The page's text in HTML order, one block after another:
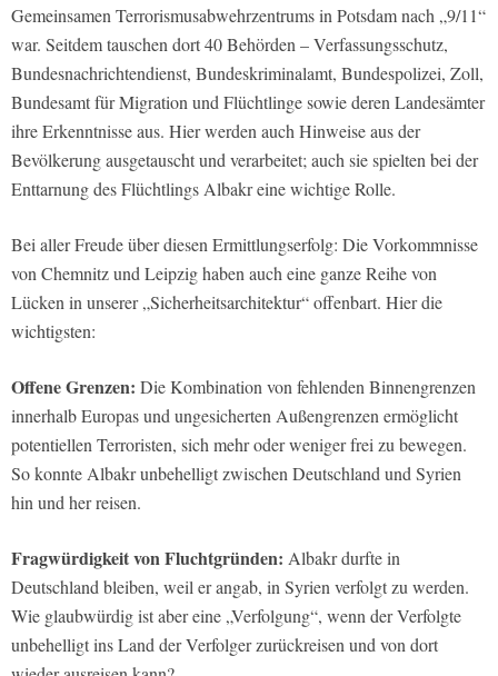
Gemeinsamen Terrorismusabwehrzentrums in Potsdam nach „9/11“
war. Seitdem tauschen dort 40 Behörden – Verfassungsschutz,
Bundesnachrichtendienst, Bundeskriminalamt, Bundespolizei, Zoll,
Bundesamt für Migration und Flüchtlinge sowie deren Landesämter
ihre Erkenntnisse aus. Hier werden auch Hinweise aus der
Bevölkerung ausgetauscht und verarbeitet; auch sie spielten bei der
Enttarnung des Flüchtlings Albakr eine wichtige Rolle.
Bei aller Freude über diesen Ermittlungserfolg: Die Vorkommnisse
von Chemnitz und Leipzig haben auch eine ganze Reihe von
Lücken in unserer „Sicherheitsarchitektur“ offenbart. Hier die
wichtigsten:
Offene Grenzen: Die Kombination von fehlenden Binnengrenzen
innerhalb Europas und ungesicherten Außengrenzen ermöglicht
potentiellen Terroristen, sich mehr oder weniger frei zu bewegen.
So konnte Albakr unbehelligt zwischen Deutschland und Syrien
hin und her reisen.
Fragwürdigkeit von Fluchtgründen: Albakr durfte in
Deutschland bleiben, weil er angab, in Syrien verfolgt zu werden.
Wie glaubwürdig ist aber eine „Verfolgung“, wenn der Verfolgte
unbehelligt ins Land der Verfolger zurückreisen und von dort